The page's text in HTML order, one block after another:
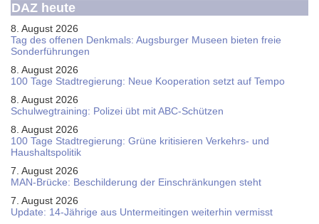
DAZ heute
8. August 2026
Tag des offenen Denkmals: Augsburger Museen bieten freie
Sonderführungen
8. August 2026
100 Tage Stadtregierung: Neue Kooperation setzt auf Tempo
8. August 2026
Schul­weg­trai­ning: Poli­zei übt mit ABC-Schüt­zen
8. August 2026
100 Tage Stadtregierung: Grüne kritisieren Verkehrs- und
Haushaltspolitik
7. August 2026
MAN-Brücke: Beschilderung der Einschränkungen steht
7. August 2026
Update: 14-Jährige aus Untermeitingen weiterhin vermisst